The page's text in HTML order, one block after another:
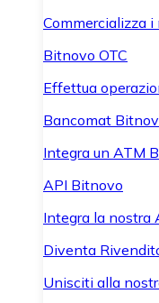
Commercializza
Bitnovo OTC
Effettua
Bancomat
Integra un ATM
API Bitnovo
Integra la nostra
Diventa
Unisciti alla